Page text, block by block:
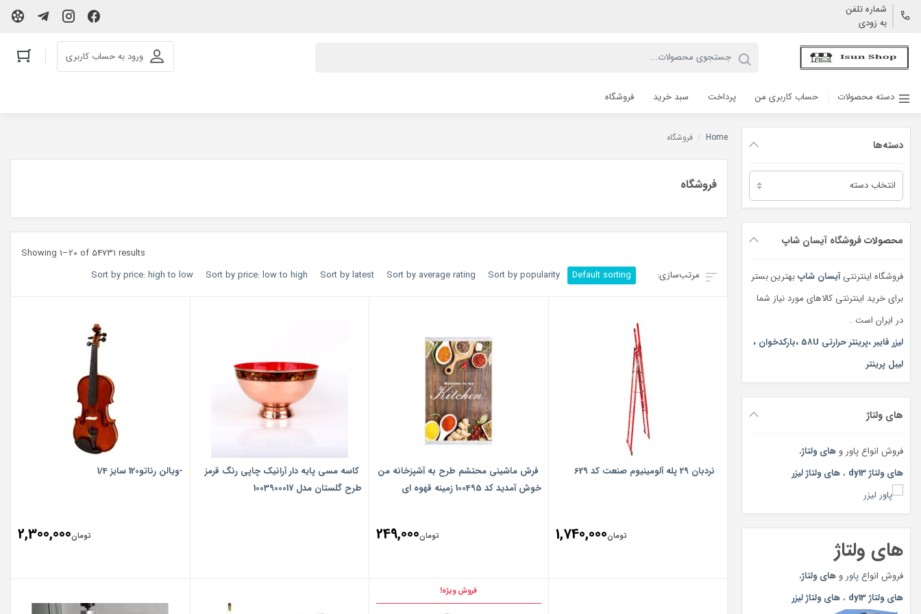
شماره تلفن
به زودی
ورود به حساب کاربری
دسته محصولات حساب کاربری من پرداخت سبد خرید فروشگاه
دسته‌ها
دسته‌ها
محصولات فروشگاه آیسان شاپ
فروشگاه اینترنتیآیسان شاپبهترین بستر
برای خرید اینترنتی کالاهای مورد نیاز شما
در ایران است .
لیزر فایبر،پرینتر حرارتی 58U ،بارکدخوان ،
لیبل پرینتر
های ولتاژ
فروش انواع پاور و های ولتاژ،
های ولتاژ dy13
، های ولتاژ لیزر
های ولتاژ
فروش انواع پاور و های ولتاژ،
های ولتاژ dy13
، های ولتاژ لیزر
Home
/ فروشگاه
فروشگاه
Showing 1–20 of 54731 results
Default sorting
Sort by popularity
Sort by average rating
Sort by latest
Sort by price: low to high
Sort by price: high to low
نردبان 29 پله آلومینیوم صنعت کد 629
تومان1,740,000
فرش ماشینی محتشم طرح به آشپزخانه من
خوش آمدید کد 100495 زمینه قهوه ای
تومان249,000
‎کاسه‎ ‎‎مسی پایه دار آرانیک ‎‎چاپی رنگ‎ ‎قرمز
طرح‎ ‎گلستان مدل 1003900017
-ویالن رناتو120 سایز 1/4
تومان2,300,000
فروش ویژه!